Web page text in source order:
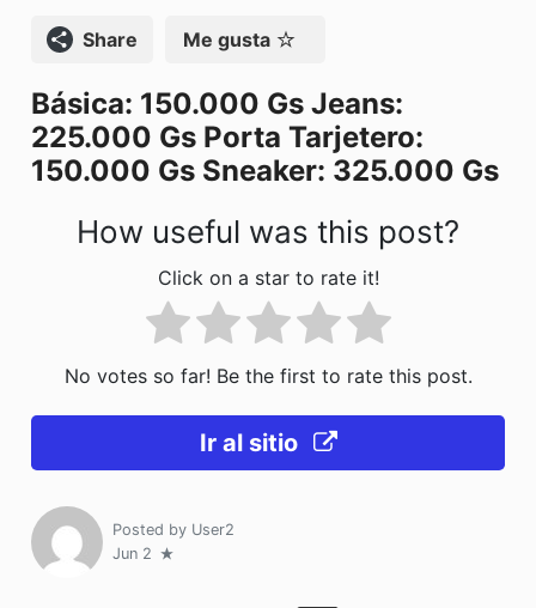
o
k
Compartir Me gusta
Básica: 150.000 Gs Jeans:
225.000 Gs Porta Tarjetero:
150.000 Gs Sneaker: 325.000 Gs
How useful was this post?
Click on a star to rate it!
No votes so far! Be the first to rate this post.
Ir al sitio
Posted by User2
Jun 2